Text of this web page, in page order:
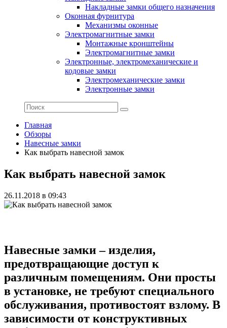
Накладные замки общего назначения
Оконная фурнитура
Механизмы оконные
Электромагнитные замки
Монтажные кронштейны
Электромагнитные замки
Электронные, электромеханические и
кодовые замки
Электромеханические замки
Электронные замки
Главная
Обзоры
Навесные замки
Как выбрать навесной замок
Как выбрать навесной замок
26.11.2018 в 09:43
Навесные замки – изделия,
предотвращающие доступ к
различным помещениям. Они просты
в установке, не требуют специального
обслуживания, противостоят взлому. В
зависимости от конструктивных